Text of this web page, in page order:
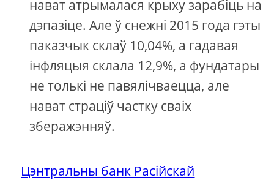
нават атрымалася крыху зарабіць на
дэпазіце. Але ў снежні 2015 года гэты
паказчык склаў 10,04%, а гадавая
інфляцыя склала 12,9%, а фундатары
не толькі не павялічваецца, але
нават страціў частку сваіх
зберажэнняў.
Цэнтральны банк Расійскай